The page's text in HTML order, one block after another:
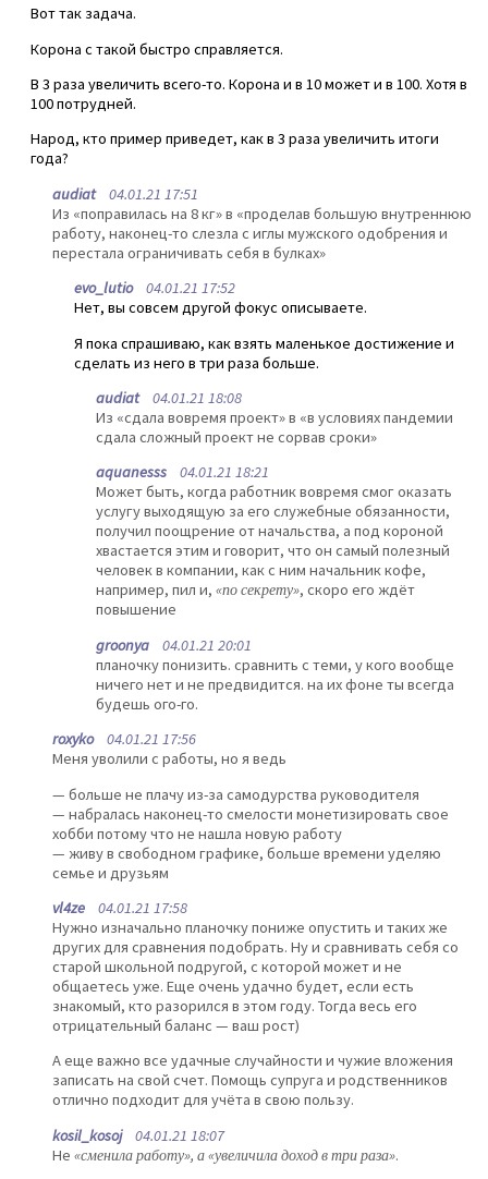
Вот так задача.
Корона с такой быстро справляется.
В 3 раза увеличить всего-то. Корона и в 10 может и в 100. Хотя в
100 потрудней.
Народ, кто пример приведет, как в 3 раза увеличить итоги
года?
audiat04.01.21 17:51
Из «поправилась на 8 кг» в «проделав большую внутреннюю
работу, наконец-то слезла с иглы мужского одобрения и
перестала ограничивать себя в булках»
evo_lutio04.01.21 17:52
Нет, вы совсем другой фокус описываете.
Я пока спрашиваю, как взять маленькое достижение и
сделать из него в три раза больше.
audiat04.01.21 18:08
Из «сдала вовремя проект» в «в условиях пандемии
сдала сложный проект не сорвав сроки»
aquanesss 04.01.21 18:21
Может быть, когда работник вовремя смог оказать
услугу выходящую за его служебные обязанности,
получил поощрение от начальства, а под короной
хвастается этим и говорит, что он самый полезный
человек в компании, как с ним начальник кофе,
например, пил и, «по секрету», скоро его ждёт
повышение
groonya 04.01.21 20:01
планочку понизить. сравнить с теми, у кого вообще
ничего нет и не предвидится. на их фоне ты всегда
будешь ого-го.
roxyko04.01.21 17:56
Меня уволили с работы, но я ведь
— больше не плачу из-за самодурства руководителя
— набралась наконец-то смелости монетизировать свое
хобби потому что не нашла новую работу
— живу в свободном графике, больше времени уделяю
семье и друзьям
vl4ze 04.01.21 17:58
Нужно изначально планочку пониже опустить и таких же
других для сравнения подобрать. Ну и сравнивать себя со
старой школьной подругой, с которой может и не
общаетесь уже. Еще очень удачно будет, если есть
знакомый, кто разорился в этом году. Тогда весь его
отрицательный баланс — ваш рост)
А еще важно все удачные случайности и чужие вложения
записать на свой счет. Помощь супруга и родственников
отлично подходит для учёта в свою пользу.
kosil_kosoj04.01.21 18:07
Не «сменила работу», а «увеличила доход в три раза».